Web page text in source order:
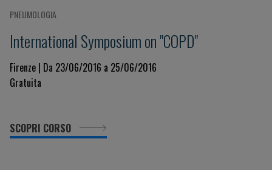
PNEUMOLOGIA
International Symposium on "COPD"
Firenze | Da 23/06/2016 a 25/06/2016
Gratuita
SCOPRI CORSO